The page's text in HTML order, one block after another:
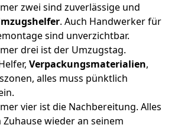
zwei sind zuverlässige und
. Auch Handwerker für
sind unverzichtbar.
drei ist der Umzugstag.
Verpackungsmaterialien,
alles muss pünktlich
vier ist die Nachbereitung. Alles
wieder an seinem